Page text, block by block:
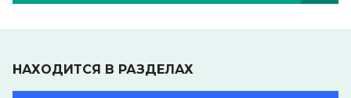
НАХОДИТСЯ В РАЗДЕЛАХ